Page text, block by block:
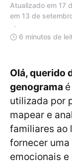
Atualizado em 17
em 13 de
6 minutos de
Olá, querido
genograma
utilizada por
mapear e
familiares ao
fornecer
emocionais